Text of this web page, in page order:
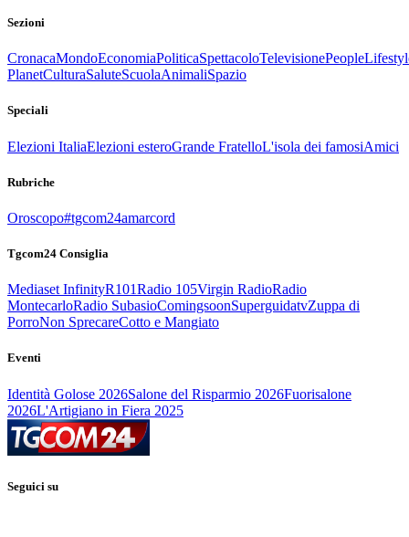
Sezioni
CronacaMondoEconomiaPoliticaSpettacoloTelevisionePeople
PlanetCulturaSaluteScuolaAnimaliSpazio
Speciali
Elezioni ItaliaElezioni esteroGrande FratelloL'isola dei famosiAmici
Rubriche
Oroscopo#tgcom24amarcord
Tgcom24 Consiglia
Mediaset InfinityR101Radio 105Virgin RadioRadio
MontecarloRadio SubasioComingsoonSuperguidatvZuppa di
PorroNon SprecareCotto e Mangiato
Eventi
Identità Golose 2026Salone del Risparmio 2026Fuorisalone
2026L'Artigiano in Fiera 2025
Seguici su